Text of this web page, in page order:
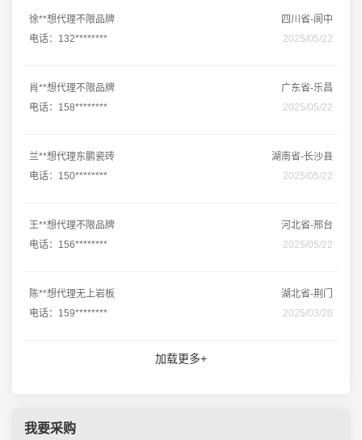
徐**想代理不限品牌
四川省-阆中
电话：132********
2025/05/22
肖**想代理不限品牌
广东省-乐昌
电话：158********
2025/05/22
兰**想代理东鹏瓷砖
湖南省-长沙县
电话：150********
2025/05/22
王**想代理不限品牌
河北省-邢台
电话：156********
2025/05/22
陈**想代理无上岩板
湖北省-荆门
电话：159********
2025/03/20
加载更多+
我要采购